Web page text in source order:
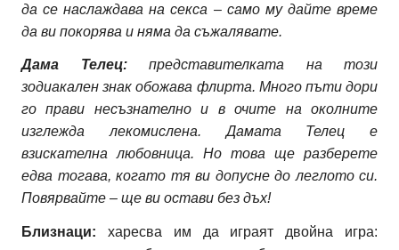
да се наслаждава на секса – само му дайте време
да ви покорява и няма да съжалявате.
Дама Телец: представителката на този
зодиакален знак обожава флирта. Много пъти дори
го прави несъзнателно и в очите на околните
изглежда лекомислена. Дамата Телец е
взискателна любовница. Но това ще разберете
едва тогава, когато тя ви допусне до леглото си.
Повярвайте – ще ви остави без дъх!
Близнаци:
харесва им да играят двойна игра: